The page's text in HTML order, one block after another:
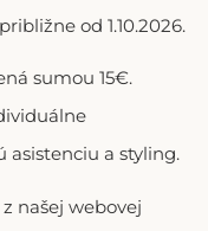
od 1.10.2026.
sumou 15€.
asistenciu a styling.
našej webovej